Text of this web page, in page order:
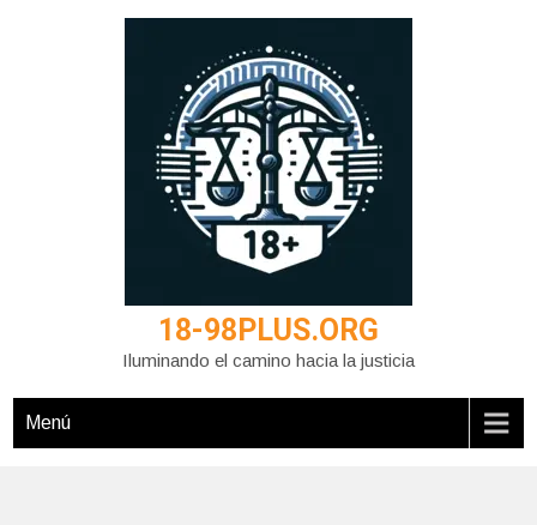
18-98PLUS.ORG
Iluminando el camino hacia la justicia
Menú